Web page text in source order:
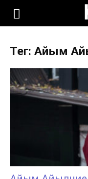
KLOOP.KG
Новости
Тег: Айым